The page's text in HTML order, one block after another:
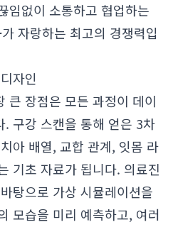
임없이 소통하고 협업하는
가 자랑하는 최고의 경쟁력입
자인
큰 장점은 모든 과정이 데이
. 구강 스캔을 통해 얻은 3차
아 배열, 교합 관계, 잇몸 라
기초 자료가 됩니다. 의료진
탕으로 가상 시뮬레이션을
모습을 미리 예측하고, 여러